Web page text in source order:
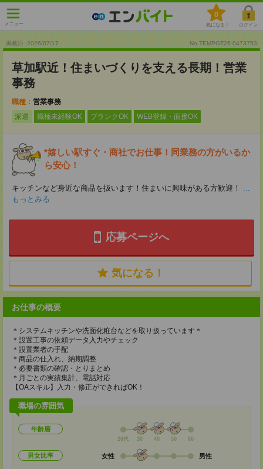
メニュー
0
気になる！ ログイン
掲載日 :2026/07/17 No.TEMPGT26-0473753
草加駅近！住まいづくりを支える長期！営業
事務
職種： 営業事務
派遣
職種未経験OK ブランクOK WEB登録・面接OK
*嬉しい駅すぐ・商社でお仕事！同業務の方がいるか
ら安心！
キッチンなど身近な商品を扱います！住まいに興味がある方歓迎！
...
もっとみる
応募ページへ
気になる！
お仕事の概要
＊システムキッチンや洗面化粧台などを取り扱っています＊
＊設置工事の依頼データ入力やチェック
＊設置業者の手配
＊商品の仕入れ、納期調整
＊必要書類の確認・とりまとめ
＊月ごとの実績集計、電話対応
【OAスキル】入力・修正ができればOK！
職場の雰囲気
年齢層
20代 30 40 50 60
男女比率 女性 男性